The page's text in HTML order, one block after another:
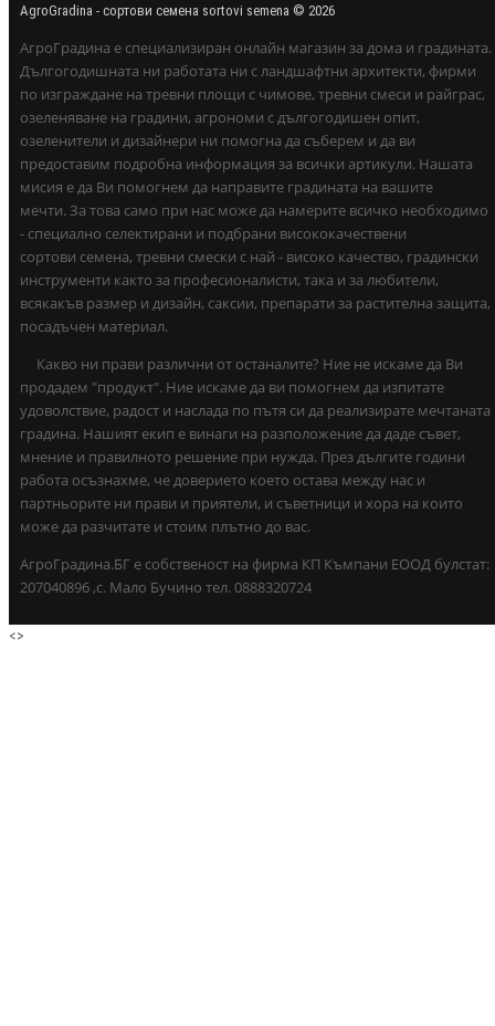
AgroGradina - сортови семена sortovi semena © 2026
АгроГрадина е специализиран онлайн магазин за дома и градината.
Дългогодишната ни работата ни с ландшафтни архитекти, фирми
по изграждане на тревни площи с чимове, тревни смеси и райграс,
озеленяване на градини, агрономи с дългогодишен опит,
озеленители и дизайнери ни помогна да съберем и да ви
предоставим подробна информация за всички артикули. Нашата
мисия е да Ви помогнем да направите градината на вашите
мечти. За това само при нас може да намерите всичко необходимо
- специално селектирани и подбрани висококачествени
сортови семена, тревни смески с най - високо качество, градински
инструменти както за професионалисти, така и за любители,
всякакъв размер и дизайн, саксии, препарати за растителна защита,
посадъчен материал.
Какво ни прави различни от останалите? Ние не искаме да Ви
продадем "продукт". Ние искаме да ви помогнем да изпитате
удоволствие, радост и наслада по пътя си да реализирате мечтаната
градина. Нашият екип е винаги на разположение да даде съвет,
мнение и правилното решение при нужда. През дългите години
работа осъзнахме, че доверието което остава между нас и
партньорите ни прави и приятели, и съветници и хора на които
може да разчитате и стоим плътно до вас.
АгроГрадина.БГ е собственост на фирма КП Къмпани ЕООД булстат:
207040896 ,с. Мало Бучино тел. 0888320724
<>